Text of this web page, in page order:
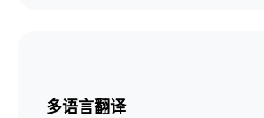
多语言翻译